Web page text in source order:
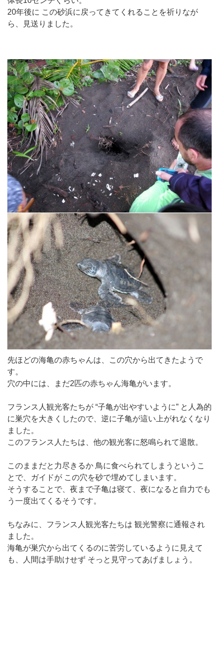
20年後に この砂浜に戻ってきてくれることを祈りなが
ら、見送りました。
先ほどの海亀の赤ちゃんは、この穴から出てきたようで
す。
穴の中には、まだ2匹の赤ちゃん海亀がいます。
フランス人観光客たちが “子亀が出やすいように” と人為的
に巣穴を大きくしたので、逆に子亀が這い上がれなくなり
ました。
このフランス人たちは、他の観光客に怒鳴られて退散。
このままだと力尽きるか 鳥に食べられてしまうというこ
とで、ガイドが この穴を砂で埋めてしまいます。
そうすることで、夜まで子亀は寝て、夜になると自力でも
う一度出てくるそうです。
ちなみに、フランス人観光客たちは 観光警察に通報され
ました。
海亀が巣穴から出てくるのに苦労しているように見えて
も、人間は手助けせず そっと見守ってあげましょう。